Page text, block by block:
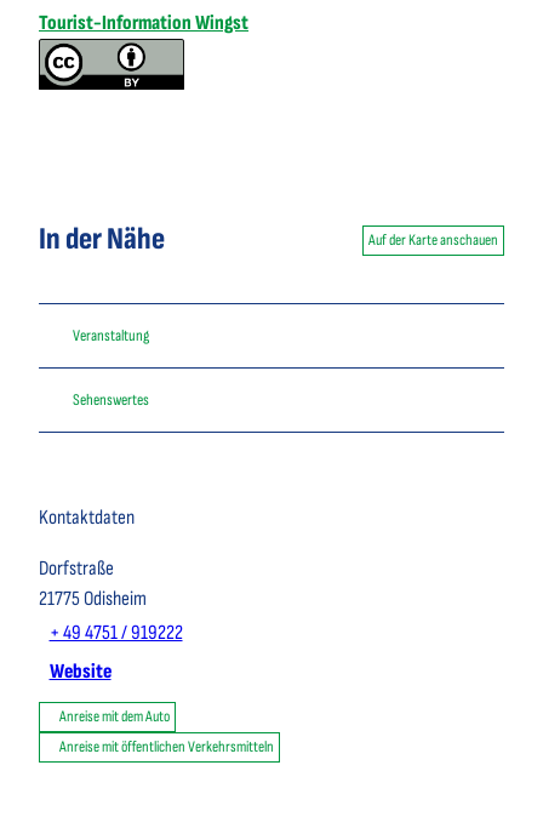
Tourist-Information Wingst
In der Nähe Auf der Karte anschauen
Veranstaltung
Sehenswertes
Kontaktdaten
Dorfstraße
21775 Odisheim
+ 49 4751 / 919222
Website
Anreise mit dem Auto
Anreise mit öffentlichen Verkehrsmitteln